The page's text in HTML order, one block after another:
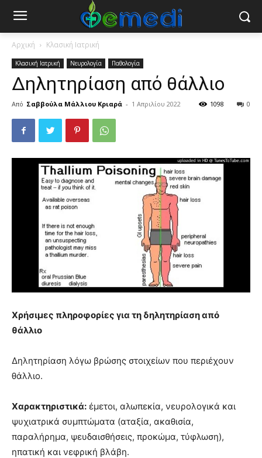
Αρχική Κλασική Ιατρική
Κλασική Ιατρική Νευρολογία Παθολογία
Δηλητηρίαση από θάλλιο
Από Σαββούλα Μάλλιου Κριαρά - 1 Απριλίου 2022 0
1098
Χρήσιμες πληροφορίες για τη δηλητηρίαση από
θάλλιο
Δηλητηρίαση λόγω βρώσης στοιχείων που περιέχουν
θάλλιο.
Χαρακτηριστικά: έμετοι, αλωπεκία, νευρολογικά και
ψυχιατρικά συμπτώματα (αταξία, ακαθισία,
παραλήρημα, ψευδαισθήσεις, προκώμα, τύφλωση),
ηπατική και νεφρική βλάβη.